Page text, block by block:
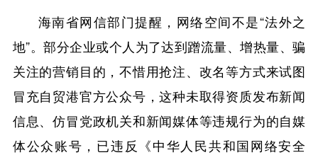
海南省网信部门提醒，网络空间不是“法外之
地”。部分企业或个人为了达到蹭流量、增热量、骗
关注的营销目的，不惜用抢注、改名等方式来试图
冒充自贸港官方公众号，这种未取得资质发布新闻
信息、仿冒党政机关和新闻媒体等违规行为的自媒
体公众账号，已违反《中华人民共和国网络安全